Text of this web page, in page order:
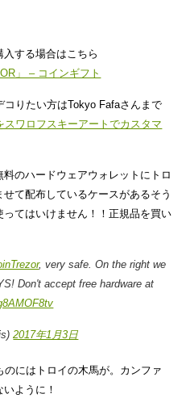
する場合はこちら
」 – コインギフト
りたい方はTokyo Fafaさんまで
ワロフスキーアートでカスタマ
料のハードウェアウォレットにトロ
て配布しているケースがあるそう
てはいけません！！正規品を買い
, very safe. On the right we
Don't accept free hardware at
2017年1月3日
にはトロイの木馬が。カンファ
ように！